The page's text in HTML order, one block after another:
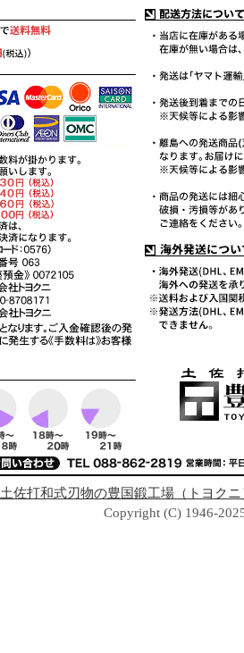
土佐打和式刃物の豊国鍛工場（トヨクニ
Copyright (C) 1946-